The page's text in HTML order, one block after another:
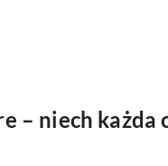
– niech każda